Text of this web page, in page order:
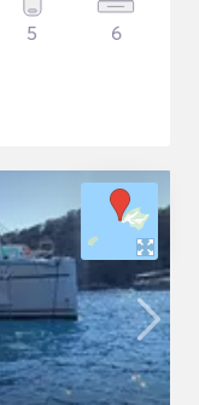
5 6